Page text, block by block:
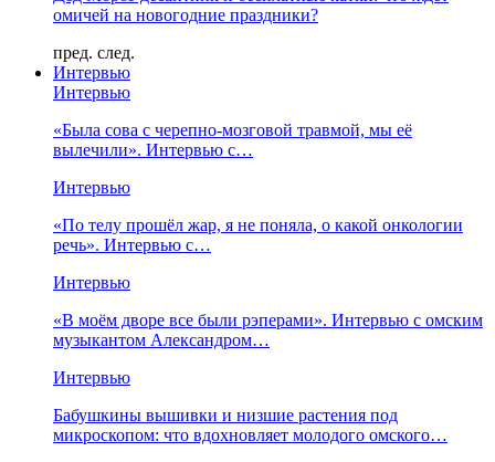
омичей на новогодние праздники?
пред. след.
Интервью
Интервью
«Была сова с черепно-мозговой травмой, мы её
вылечили». Интервью с…
Интервью
«По телу прошёл жар, я не поняла, о какой онкологии
речь». Интервью с…
Интервью
«В моём дворе все были рэперами». Интервью с омским
музыкантом Александром…
Интервью
Бабушкины вышивки и низшие растения под
микроскопом: что вдохновляет молодого омского…